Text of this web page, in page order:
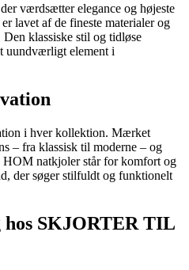
værdsætter elegance og højeste
lavet af de fineste materialer og
klassiske stil og tidløse
uundværligt element i
i hver kollektion. Mærket
– fra klassisk til moderne – og
HOM natkjoler står for komfort og
der søger stilfuldt og funktionelt
SKJORTER TIL